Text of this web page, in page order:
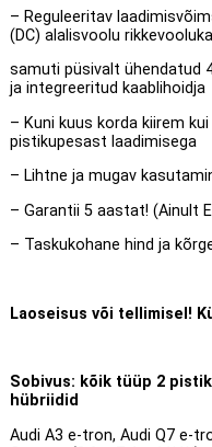
– Reguleeritav
(DC) alalisvoolu
samuti püsivalt ühendatud
ja integreeritud kaablihoidja
– Kuni kuus korda kiirem
pistikupesast laadimisega
– Lihtne ja mugav
– Garantii 5 aastat! (Ainult
– Taskukohane hind ja
Laoseisus või tellimisel!
Sobivus: kõik tüüp 2
hübriidid
Audi A3 e-tron, Audi Q7 e-